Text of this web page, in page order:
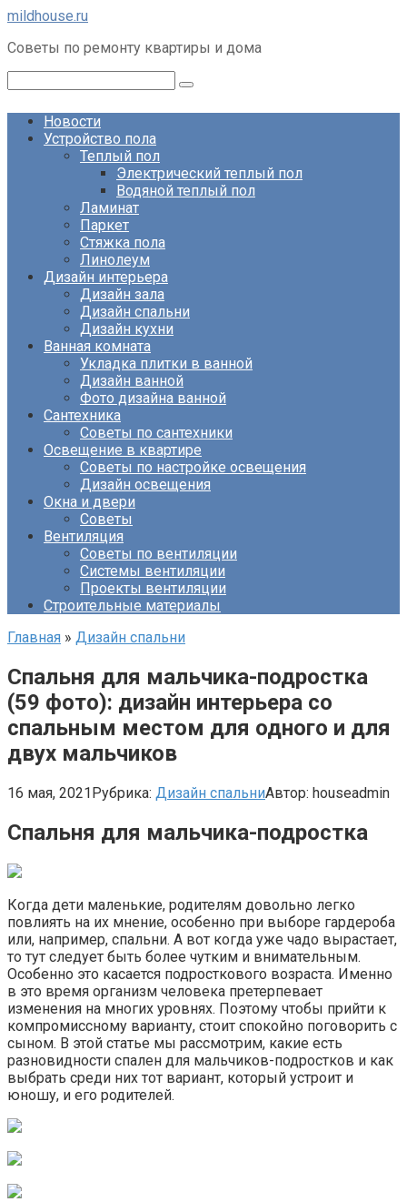
Перейти
контенту
mildhouse.ru
Советы по ремонту квартиры и дома
Новости
Устройство пола
Теплый пол
Электрический теплый пол
Водяной теплый пол
Ламинат
Паркет
Стяжка пола
Линолеум
Дизайн интерьера
Дизайн зала
Дизайн спальни
Дизайн кухни
Ванная комната
Укладка плитки в ванной
Дизайн ванной
Фото дизайна ванной
Сантехника
Советы по сантехники
Освещение в квартире
Советы по настройке освещения
Дизайн освещения
Окна и двери
Советы
Вентиляция
Советы по вентиляции
Системы вентиляции
Проекты вентиляции
Строительные материалы
Главная » Дизайн спальни
Спальня для мальчика-подростка
(59 фото): дизайн интерьера со
спальным местом для одного и для
двух мальчиков
16 мая, 2021Рубрика: Дизайн спальниАвтор: houseadmin
Спальня для мальчика-подростка
Когда дети маленькие, родителям довольно легко
повлиять на их мнение, особенно при выборе гардероба
или, например, спальни. А вот когда уже чадо вырастает,
то тут следует быть более чутким и внимательным.
Особенно это касается подросткового возраста. Именно
в это время организм человека претерпевает
изменения на многих уровнях. Поэтому чтобы прийти к
компромиссному варианту, стоит спокойно поговорить с
сыном. В этой статье мы рассмотрим, какие есть
разновидности спален для мальчиков-подростков и как
выбрать среди них тот вариант, который устроит и
юношу, и его родителей.